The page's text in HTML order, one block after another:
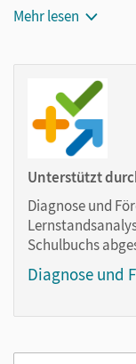
Rucksäcke und ist
Notizen
Markierungen
Text ergänzen
im Text
zoomen
Die Medien sind
sind seitengenau
gestalten Sie das
Mehr lesen
Unterstützt
Diagnose und
Schulbuchs
Diagnose und